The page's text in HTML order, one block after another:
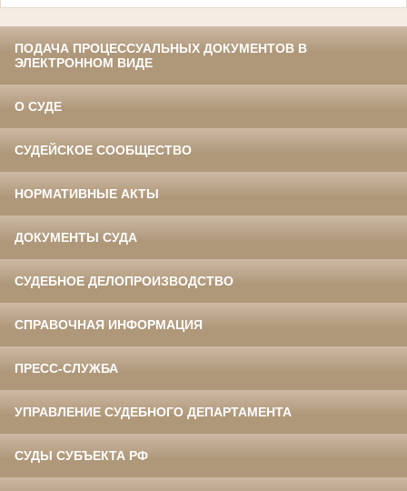
ПОДАЧА ПРОЦЕССУАЛЬНЫХ ДОКУМЕНТОВ В
ЭЛЕКТРОННОМ ВИДЕ
О СУДЕ
СУДЕЙСКОЕ СООБЩЕСТВО
НОРМАТИВНЫЕ АКТЫ
ДОКУМЕНТЫ СУДА
СУДЕБНОЕ ДЕЛОПРОИЗВОДСТВО
СПРАВОЧНАЯ ИНФОРМАЦИЯ
ПРЕСС-СЛУЖБА
УПРАВЛЕНИЕ СУДЕБНОГО ДЕПАРТАМЕНТА
СУДЫ СУБЪЕКТА РФ